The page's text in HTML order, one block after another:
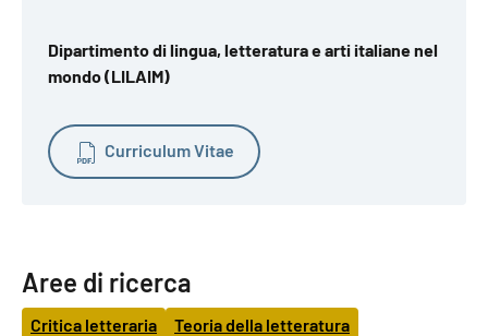
Dipartimento di lingua, letteratura e arti italiane nel
mondo (LILAIM)
Curriculum Vitae
Aree di ricerca
Critica letteraria
Teoria della letteratura